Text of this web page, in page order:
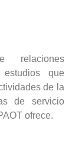
que
de la
de servicio
ofrece.